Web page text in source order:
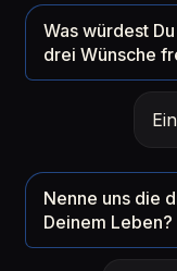
Was würdest
drei Wünsche
Nenne uns die
Deinem Leben?